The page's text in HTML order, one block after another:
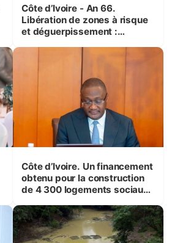
Côte d’Ivoire - An 66.
Libération de zones à risque
et déguerpissement :
respect de l'Etat de droit pour
préserver les vies humaines
Côte d’Ivoire. Un financement
obtenu pour la construction
de 4 300 logements sociaux
Bouaké et Yamoussoukro